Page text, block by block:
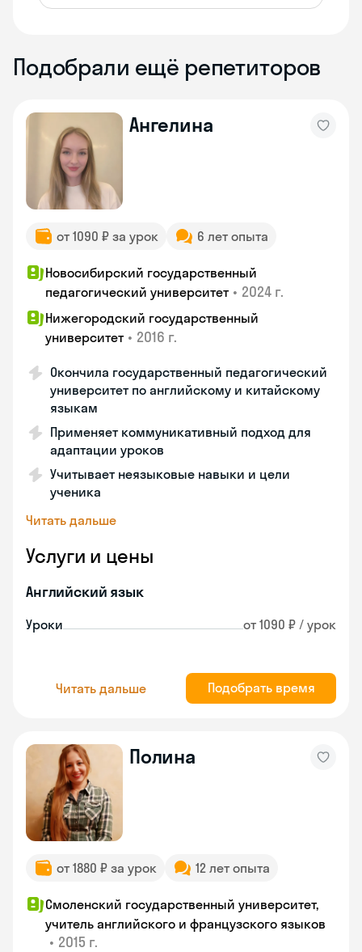
Подобрали ещё репетиторов
Ангелина
от 1090 ₽ за урок 6 лет опыта
Новосибирский государственный
педагогический университет • 2024 г.
Нижегородский государственный
университет • 2016 г.
Окончила государственный педагогический
университет по английскому и китайскому
языкам
Применяет коммуникативный подход для
адаптации уроков
Учитывает неязыковые навыки и цели
ученика
Читать дальше
Услуги и цены
Английский язык
Уроки от 1090 ₽ / урок
Читать дальше Подобрать время
Полина
от 1880 ₽ за урок 12 лет опыта
Смоленский государственный университет,
учитель английского и французского языков
• 2015 г.